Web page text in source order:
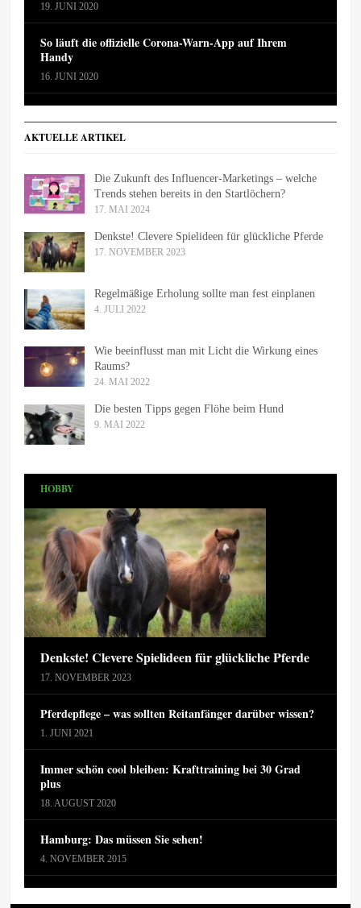
19. JUNI 2020
So läuft die offizielle Corona-Warn-App auf Ihrem
Handy
16. JUNI 2020
AKTUELLE ARTIKEL
Die Zukunft des Influencer-Marketings – welche
Trends stehen bereits in den Startlöchern?
17. MAI 2024
Denkste! Clevere Spielideen für glückliche Pferde
17. NOVEMBER 2023
Regelmäßige Erholung sollte man fest einplanen
4. JULI 2022
Wie beeinflusst man mit Licht die Wirkung eines
Raums?
24. MAI 2022
Die besten Tipps gegen Flöhe beim Hund
9. MAI 2022
HOBBY
Denkste! Clevere Spielideen für glückliche Pferde
17. NOVEMBER 2023
Pferdepflege – was sollten Reitanfänger darüber wissen?
1. JUNI 2021
Immer schön cool bleiben: Krafttraining bei 30 Grad
plus
18. AUGUST 2020
Hamburg: Das müssen Sie sehen!
4. NOVEMBER 2015